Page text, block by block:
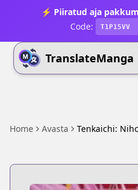
⚡ Piiratud aja
Code:
T1P15VV
TranslateManga
Home Avasta Tenkaichi: